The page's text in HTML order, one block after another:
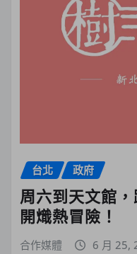
台北 政府
周六到天文館
開熾熱冒險！
合作媒體 6 月 25,